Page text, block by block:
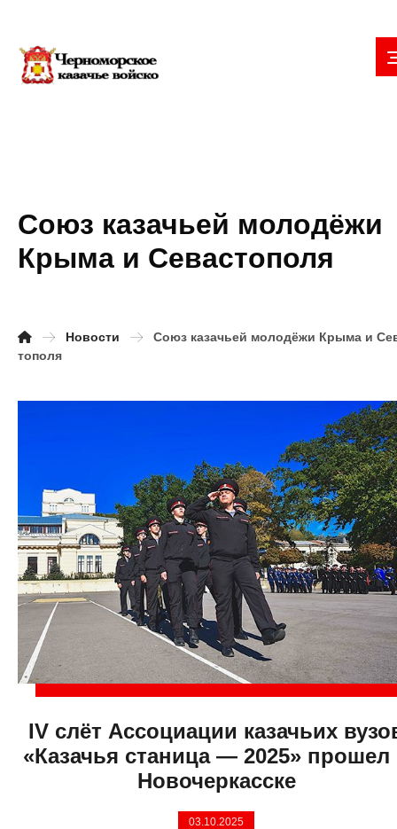
Союз казачьей молодёжи
Крыма и Севастополя
Новости
Союз казачьей молодёжи Крыма и
тополя
IV слёт Ассоциации казачьих
«Казачья станица — 2025» прошел
Новочеркасске
03.10.2025